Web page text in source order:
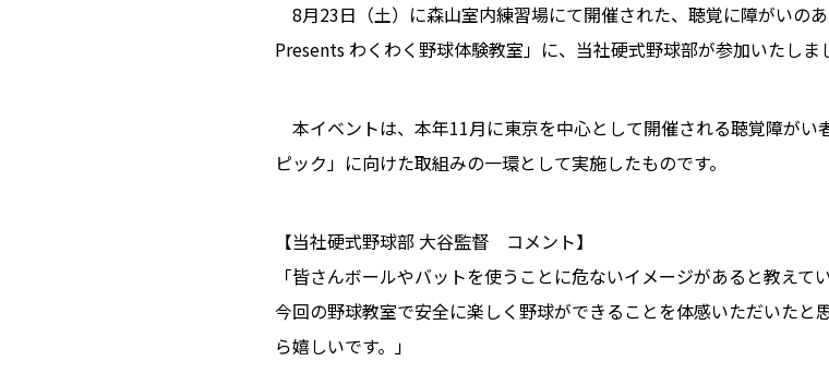
8月23日（土）に森山室内練習場にて開催された、聴覚に障がいの
Presents わくわく野球体験教室」に、当社硬式野球部が参加いたしま
本イベントは、本年11月に東京を中心として開催される聴覚障が
ピック」に向けた取組みの一環として実施したものです。
【当社硬式野球部 大谷監督 コメント】
「皆さんボールやバットを使うことに危ないイメージがあると教えて
今回の野球教室で安全に楽しく野球ができることを体感いただいたと
ら嬉しいです。」